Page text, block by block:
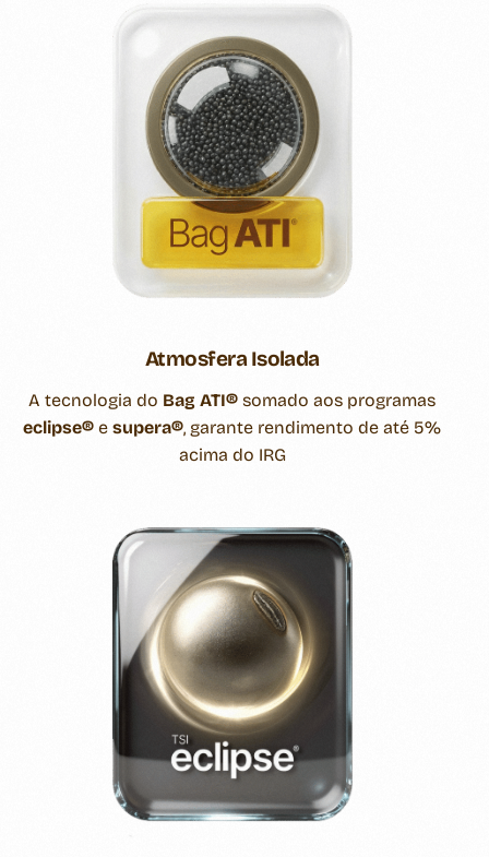
Atmosfera Isolada
A tecnologia do Bag ATI® somado aos programas
eclipse® esupera®, garante rendimento de até 5%
acima do IRG